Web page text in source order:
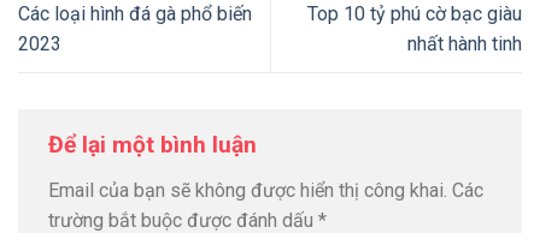
Các loại hình đá gà phổ biến
2023
Top 10 tỷ phú cờ bạc giàu
nhất hành tinh
Để lại một bình luận
Email của bạn sẽ không được hiển thị công khai. Các
trường bắt buộc được đánh dấu *